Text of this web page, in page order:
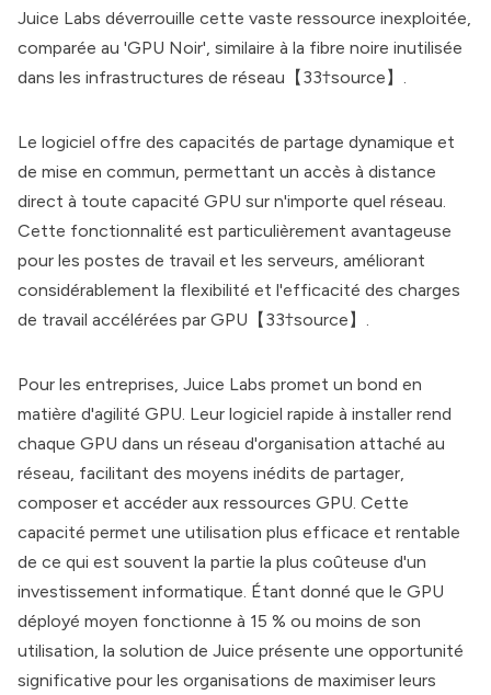
Juice Labs déverrouille cette vaste ressource inexploitée,
comparée au 'GPU Noir', similaire à la fibre noire inutilisée
dans les infrastructures de réseau【33†source】.
Le logiciel offre des capacités de partage dynamique et
de mise en commun, permettant un accès à distance
direct à toute capacité GPU sur n'importe quel réseau.
Cette fonctionnalité est particulièrement avantageuse
pour les postes de travail et les serveurs, améliorant
considérablement la flexibilité et l'efficacité des charges
de travail accélérées par GPU【33†source】.
Pour les entreprises, Juice Labs promet un bond en
matière d'agilité GPU. Leur logiciel rapide à installer rend
chaque GPU dans un réseau d'organisation attaché au
réseau, facilitant des moyens inédits de partager,
composer et accéder aux ressources GPU. Cette
capacité permet une utilisation plus efficace et rentable
de ce qui est souvent la partie la plus coûteuse d'un
investissement informatique. Étant donné que le GPU
déployé moyen fonctionne à 15 % ou moins de son
utilisation, la solution de Juice présente une opportunité
significative pour les organisations de maximiser leurs